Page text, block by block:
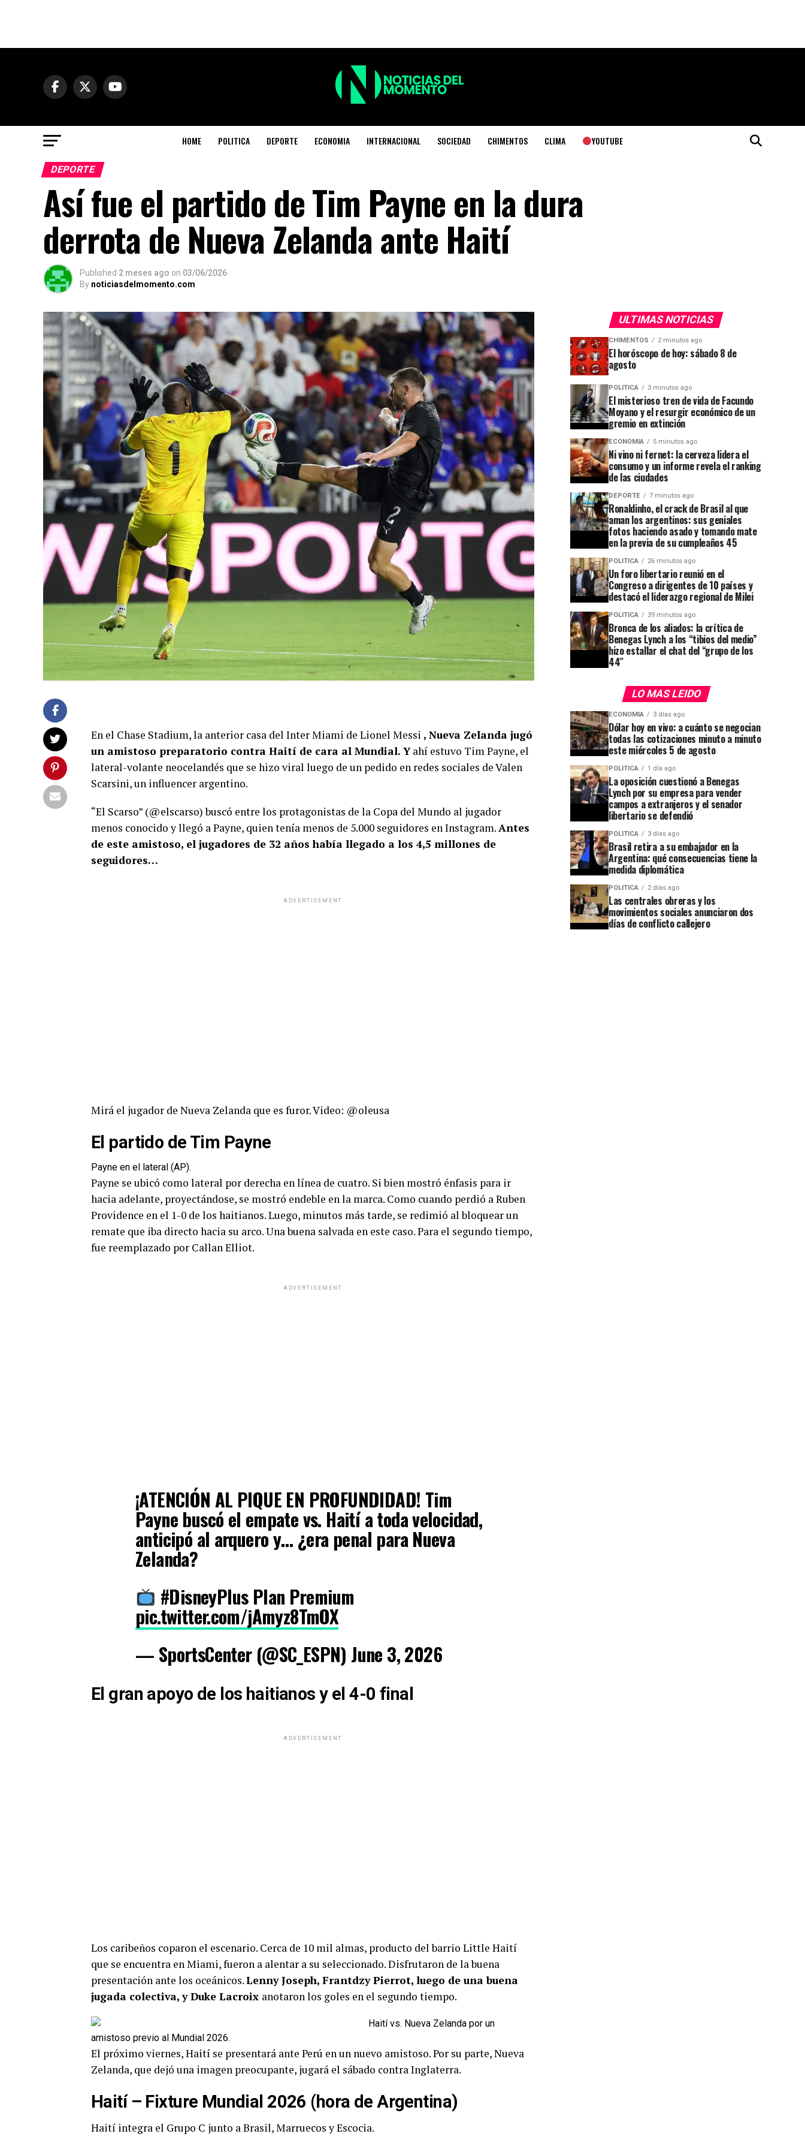
HOME POLITICA DEPORTE ECONOMIA INTERNACIONAL SOCIEDAD CHIMENTOS CLIMA YOUTUBE
DEPORTE
Así fue el partido de Tim Payne en la dura
derrota de Nueva Zelanda ante Haití
Published 2 meses ago on 03/06/2026
By noticiasdelmomento.com
En el Chase Stadium, la anterior casa del Inter Miami de Lionel Messi , Nueva Zelanda jugó
un amistoso preparatorio contra Haití de cara al Mundial. Yahí estuvo Tim Payne, el
lateral-volante neocelandés que se hizo viral luego de un pedido en redes sociales de Valen
Scarsini, un influencer argentino.
“El Scarso” (@elscarso) buscó entre los protagonistas de la Copa del Mundo al jugador
menos conocido y llegó a Payne, quien tenía menos de 5.000 seguidores en Instagram.Antes
de este amistoso, el jugadores de 32 años había llegado a los 4,5 millones de
seguidores…
ADVERTISEMENT
Mirá el jugador de Nueva Zelanda que es furor. Video: @oleusa
El partido de Tim Payne
Payne en el lateral (AP).
Payne se ubicó como lateral por derecha en línea de cuatro. Si bien mostró énfasis para ir
hacia adelante, proyectándose, se mostró endeble en la marca. Como cuando perdió a Ruben
Providence en el 1-0 de los haitianos. Luego, minutos más tarde, se redimió al bloquear un
remate que iba directo hacia su arco. Una buena salvada en este caso. Para el segundo tiempo,
fue reemplazado por Callan Elliot.
ADVERTISEMENT
¡ATENCIÓN AL PIQUE EN PROFUNDIDAD! Tim
Payne buscó el empate vs. Haití a toda velocidad,
anticipó al arquero y… ¿era penal para Nueva
Zelanda?
#DisneyPlus Plan Premium
pic.twitter.com/jAmyz8TmOX
— SportsCenter (@SC_ESPN) June 3, 2026
El gran apoyo de los haitianos y el 4-0 final
ADVERTISEMENT
Los caribeños coparon el escenario. Cerca de 10 mil almas, producto del barrio Little Haití
que se encuentra en Miami, fueron a alentar a su seleccionado. Disfrutaron de la buena
presentación ante los oceánicos.Lenny Joseph, Frantdzy Pierrot, luego de una buena
jugada colectiva, y Duke Lacroix anotaron los goles en el segundo tiempo.
Haití vs. Nueva Zelanda por un
amistoso previo al Mundial 2026.
El próximo viernes, Haití se presentará ante Perú en un nuevo amistoso. Por su parte, Nueva
Zelanda, que dejó una imagen preocupante, jugará el sábado contra Inglaterra.
Haití – Fixture Mundial 2026 (hora de Argentina)
Haití integra el Grupo C junto a Brasil, Marruecos y Escocia.
ULTIMAS NOTICIAS
CHIMENTOS 2 minutos ago
El horóscopo de hoy: sábado 8 de
agosto
POLITICA 3 minutos ago
El misterioso tren de vida de Facundo
Moyano y el resurgir económico de un
gremio en extinción
ECONOMIA 5 minutos ago
Ni vino ni fernet: la cerveza lidera el
consumo y un informe revela el ranking
de las ciudades
DEPORTE 7 minutos ago
Ronaldinho, el crack de Brasil al que
aman los argentinos: sus geniales
fotos haciendo asado y tomando mate
en la previa de su cumpleaños 45
POLITICA 26 minutos ago
Un foro libertario reunió en el
Congreso a dirigentes de 10 países y
destacó el liderazgo regional de Milei
POLITICA 39 minutos ago
Bronca de los aliados: la crítica de
Benegas Lynch a los “tibios del medio”
hizo estallar el chat del “grupo de los
44″
LO MAS LEIDO
ECONOMIA 3 días ago
Dólar hoy en vivo: a cuánto se negocian
todas las cotizaciones minuto a minuto
este miércoles 5 de agosto
POLITICA 1 día ago
La oposición cuestionó a Benegas
Lynch por su empresa para vender
campos a extranjeros y el senador
libertario se defendió
POLITICA 3 días ago
Brasil retira a su embajador en la
Argentina: qué consecuencias tiene la
medida diplomática
POLITICA 2 días ago
Las centrales obreras y los
movimientos sociales anunciaron dos
días de conflicto callejero